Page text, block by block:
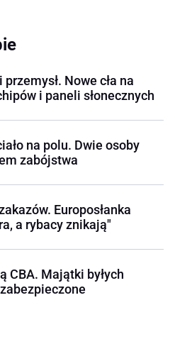
Nowe cła na
i paneli słonecznych
na polu. Dwie osoby
zabójstwa
Europosłanka
a rybacy znikają"
CBA. Majątki byłych